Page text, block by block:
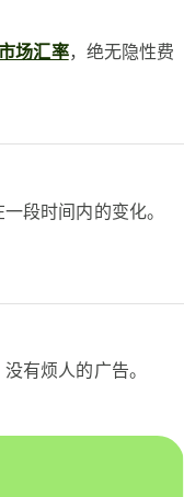
场汇率，绝无隐性费
段时间内的变化。
有烦人的广告。